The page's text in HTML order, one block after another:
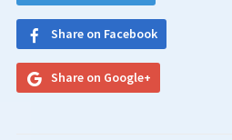
Share on Facebook
Share on Google+